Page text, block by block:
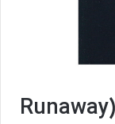
۶- هیئت منصفه‌ی فراری (Runaway